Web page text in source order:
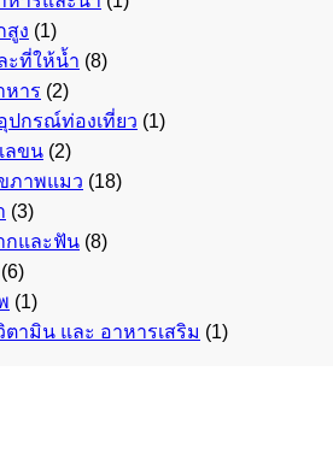
สูง (1)
ะที่ให้น้ำ (8)
หาร (2)
ปกรณ์ท่องเที่ยว (1)
ลขน (2)
ภาพแมว (18)
(3)
กและฟัน (8)
(6)
(1)
ตามิน และ อาหารเสริม (1)